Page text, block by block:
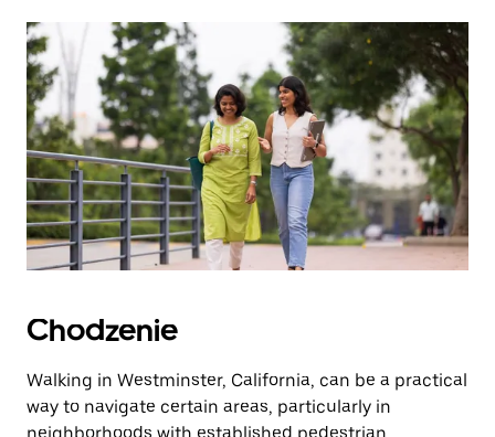
zamknąć
kalendarz.
Chodzenie
Walking in Westminster, California, can be a practical
way to navigate certain areas, particularly in